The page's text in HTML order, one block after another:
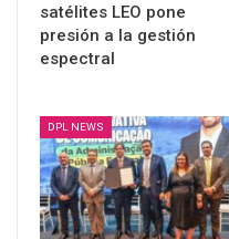
satélites LEO pone
presión a la gestión
espectral
DPL NEWS